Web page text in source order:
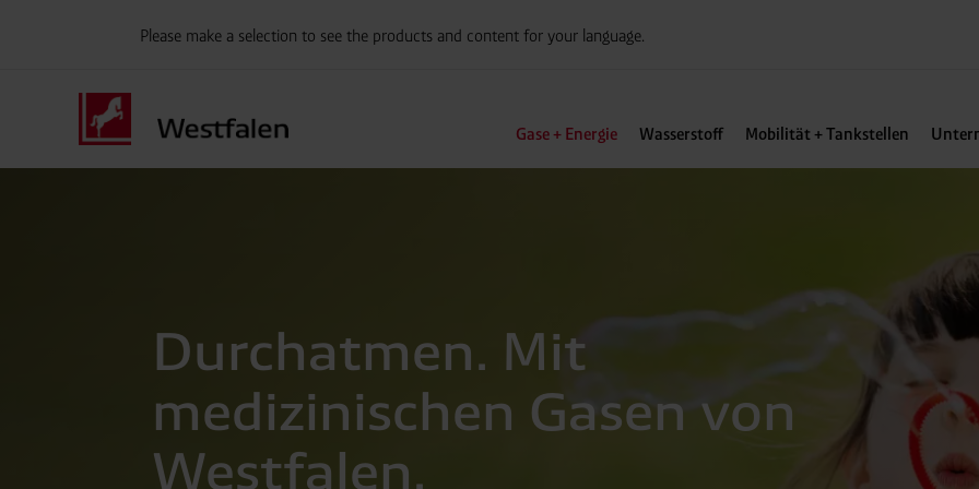
Please make a selection to see the products and content for your language.
Gase + Energie Wasserstoff Mobilität + Tankstellen
Durchatmen. Mit
medizinischen Gasen von
Westfalen.